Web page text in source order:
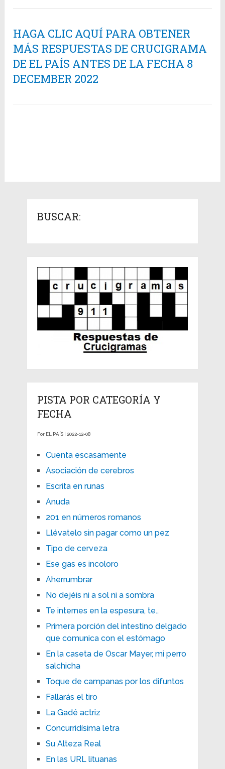
HAGA CLIC AQUÍ PARA OBTENER
MÁS RESPUESTAS DE CRUCIGRAMA
DE EL PAÍS ANTES DE LA FECHA 8
DECEMBER 2022
BUSCAR:
PISTA POR CATEGORÍA Y
FECHA
For EL PAÍS | 2022-12-08
Cuenta escasamente
Asociación de cerebros
Escrita en runas
Anuda
201 en números romanos
Llévatelo sin pagar como un pez
Tipo de cerveza
Ese gas es incoloro
Aherrumbrar
No dejéis ni a sol ni a sombra
Te internes en la espesura, te..
Primera porción del intestino delgado
que comunica con el estómago
En la caseta de Oscar Mayer, mi perro
salchicha
Toque de campanas por los difuntos
Fallarás el tiro
La Gadé actriz
Concurridísima letra
Su Alteza Real
En las URL lituanas